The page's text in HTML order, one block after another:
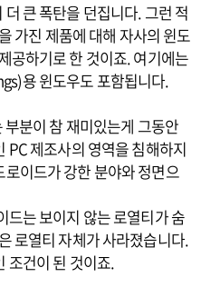
큰 폭탄을 던집니다. 그런 적
가진 제품에 대해 자사의 윈도
공하기로 한 것이죠. 여기에는
용 윈도우도 포함됩니다.
분이 참 재미있는게 그동안
PC 제조사의 영역을 침해하지
이드가 강한 분야와 정면으
드는 보이지 않는 로열티가 숨
로열티 자체가 사라졌습니다.
조건이 된 것이죠.